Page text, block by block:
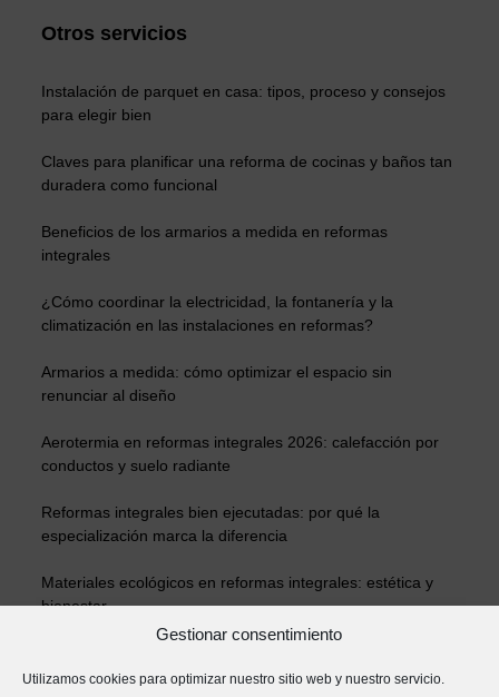
Gestionar consentimiento
Utilizamos cookies para optimizar nuestro sitio web y nuestro servicio.
Otros servicios
Instalación de parquet en casa: tipos, proceso y consejos
para elegir bien
Claves para planificar una reforma de cocinas y baños tan
duradera como funcional
Beneficios de los armarios a medida en reformas
integrales
¿Cómo coordinar la electricidad, la fontanería y la
climatización en las instalaciones en reformas?
Armarios a medida: cómo optimizar el espacio sin
renunciar al diseño
Aerotermia en reformas integrales 2026: calefacción por
conductos y suelo radiante
Reformas integrales bien ejecutadas: por qué la
especialización marca la diferencia
Materiales ecológicos en reformas integrales: estética y
bienestar